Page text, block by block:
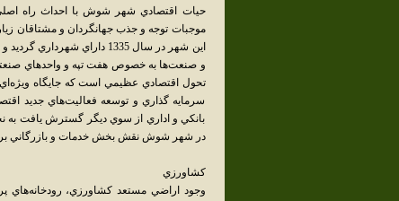
حيات اقتصادي شهر شوش با احداث راه
موجبات توجه و جذب جهانگردان و مشتاقان
اين شهر در سال 1335 داراي
و صنعت‌ها به خصوص هفت تپه و واحدهاي
تحول اقتصادي عظيمي است که جايگاه
سرمايه گذاري و توسعه فعاليت‌هاي جديد
بانکي و اداري از سوي ديگر گسترش يافت به
در شهر شوش نقش بخش خدمات و بازرگاني
کشاورزي
وجود اراضي مستعد کشاورزي،